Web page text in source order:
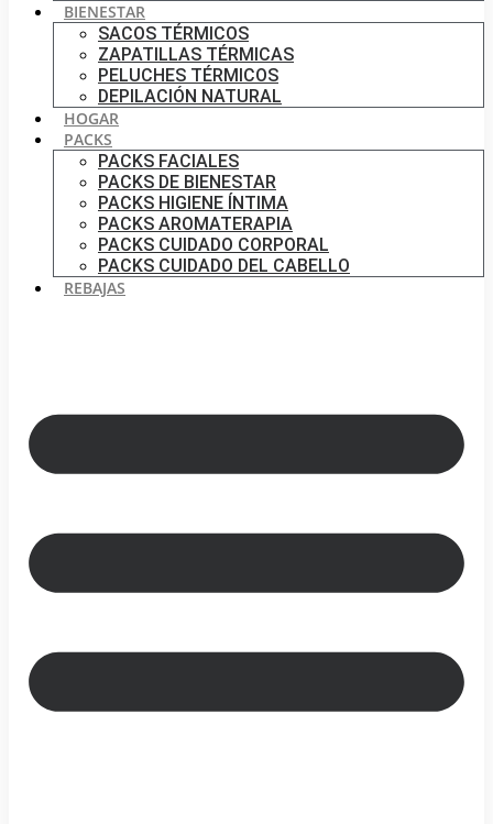
BIENESTAR
SACOS TÉRMICOS
ZAPATILLAS TÉRMICAS
PELUCHES TÉRMICOS
DEPILACIÓN NATURAL
HOGAR
PACKS
PACKS FACIALES
PACKS DE BIENESTAR
PACKS HIGIENE ÍNTIMA
PACKS AROMATERAPIA
PACKS CUIDADO CORPORAL
PACKS CUIDADO DEL CABELLO
REBAJAS